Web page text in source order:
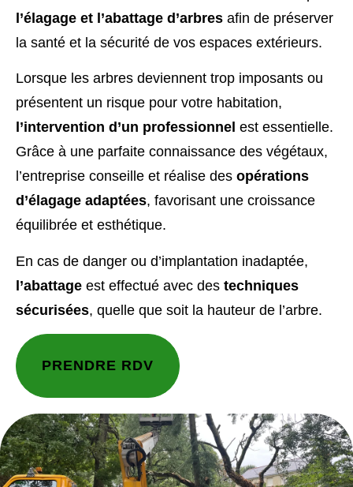
l’élagage et l’abattage d’arbres afin de préserver
la santé et la sécurité de vos espaces extérieurs.
Lorsque les arbres deviennent trop imposants ou
présentent un risque pour votre habitation,
l’intervention d’un professionnel est essentielle.
Grâce à une parfaite connaissance des végétaux,
l’entreprise conseille et réalise des opérations
d’élagage adaptées, favorisant une croissance
équilibrée et esthétique.
En cas de danger ou d’implantation inadaptée,
l’abattage est effectué avec des techniques
sécurisées, quelle que soit la hauteur de l’arbre.
PRENDRE RDV